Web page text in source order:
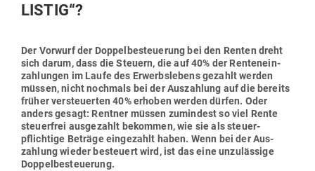
LISTIG“?
Der Vorwurf der Dop­pel­be­steuerung bei den Renten dreht
sich darum, dass die Steuern, die auf 40% der Ren­ten­ein­
zah­lungen im Laufe des Erwerbs­lebens gezahlt werden
müssen, nicht nochmals bei der Aus­zahlung auf die bereits
früher ver­steu­erten 40% erhoben werden dürfen. Oder
anders gesagt: Rentner müssen zumindest so viel Rente
steu­erfrei aus­ge­zahlt bekommen, wie sie als steu­er­
pflichtige Beträge ein­ge­zahlt haben. Wenn bei der Aus­
zahlung wieder besteuert wird, ist das eine unzu­lässige
Doppelbesteuerung.